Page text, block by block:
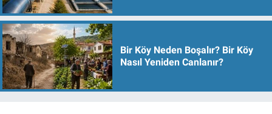
Bir Köy Neden Boşalır? Bir Köy
Nasıl Yeniden Canlanır?